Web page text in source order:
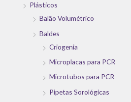
Plásticos
Balão Volumétrico
Baldes
Criogenia
Microplacas para PCR
Microtubos para PCR
Pipetas Sorológicas